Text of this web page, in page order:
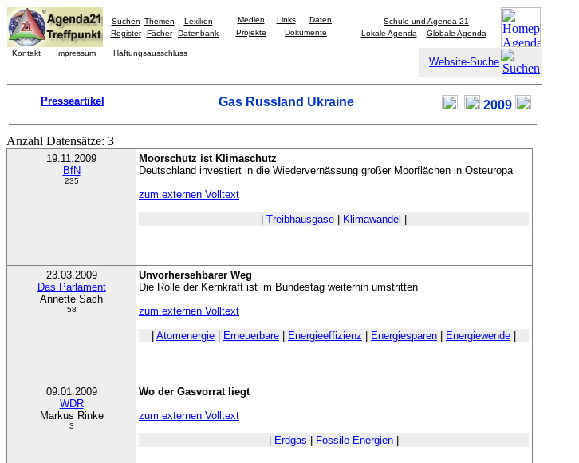
Suchen Themen
Lexikon
Register
Fächer Datenbank
Medien Links
Daten
Projekte
Dokumente
Schule und Agenda 21
Lokale Agenda
Globale Agenda
Kontakt Impressum Haftungsausschluss
Website-Suche
Presseartikel Gas Russland Ukraine 2009
Anzahl Datensätze: 3
19.11.2009
BfN
235
Moorschutz ist Klimaschutz
Deutschland investiert in die Wiedervernässung großer Moorflächen in Osteuropa
zum externen Volltext
Treibhausgase Klimawandel
23.03.2009
Das Parlament
Annette Sach
58
Unvorhersehbarer Weg
Die Rolle der Kernkraft ist im Bundestag weiterhin umstritten
zum externen Volltext
Atomenergie Erneuerbare Energieeffizienz Energiesparen Energiewende
09.01.2009
WDR
Markus Rinke
3
Wo der Gasvorrat liegt
zum externen Volltext
Erdgas Fossile Energien